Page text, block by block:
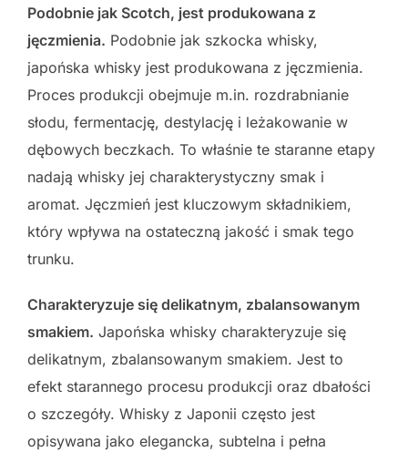
Podobnie jak Scotch, jest produkowana z
jęczmienia. Podobnie jak szkocka whisky,
japońska whisky jest produkowana z jęczmienia.
Proces produkcji obejmuje m.in. rozdrabnianie
słodu, fermentację, destylację i leżakowanie w
dębowych beczkach. To właśnie te staranne etapy
nadają whisky jej charakterystyczny smak i
aromat. Jęczmień jest kluczowym składnikiem,
który wpływa na ostateczną jakość i smak tego
trunku.
Charakteryzuje się delikatnym, zbalansowanym
smakiem. Japońska whisky charakteryzuje się
delikatnym, zbalansowanym smakiem. Jest to
efekt starannego procesu produkcji oraz dbałości
o szczegóły. Whisky z Japonii często jest
opisywana jako elegancka, subtelna i pełna